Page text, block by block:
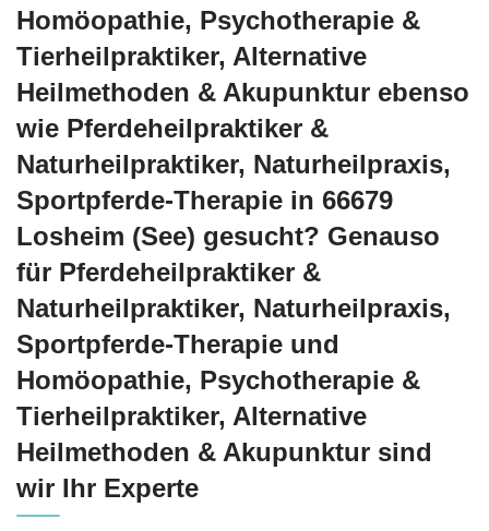
‎Homöopathie, ‎Psychotherapie &
‎Tierheilpraktiker, Alternative
Heilmethoden & Akupunktur ebenso
wie Pferdeheilpraktiker &
Naturheilpraktiker, Naturheilpraxis,
Sportpferde-Therapie in 66679
Losheim (See) gesucht? Genauso
für Pferdeheilpraktiker &
Naturheilpraktiker, Naturheilpraxis,
Sportpferde-Therapie und
‎Homöopathie, ‎Psychotherapie &
‎Tierheilpraktiker, Alternative
Heilmethoden & Akupunktur sind
wir Ihr Experte